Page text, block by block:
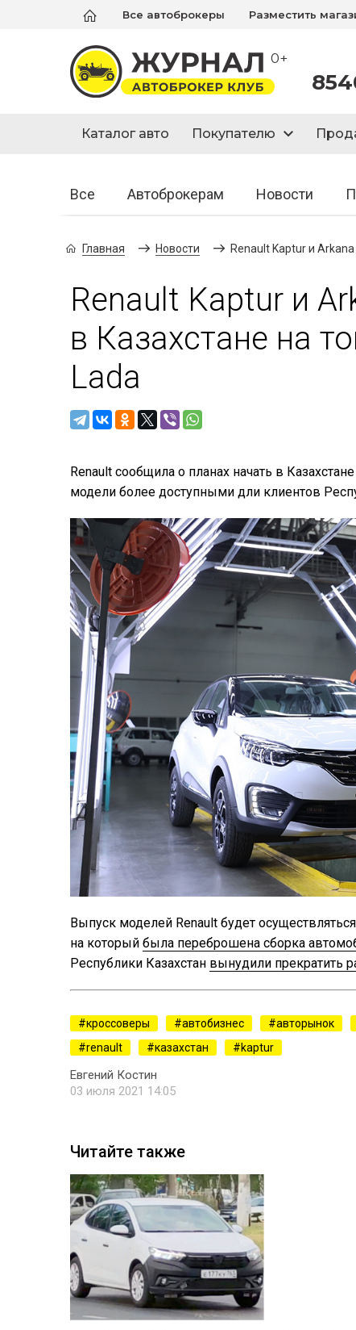
Все автоброкеры Разместить
0+
Каталог авто Покупателю
Все Автоброкерам Новости
Главная Новости Renault Kaptur и
Renault Kaptur и
в Казахстане на
Lada
Renault сообщила о планах начать в
модели более доступными дли клиентов
Выпуск моделей Renault будет
на который была переброшена сборка
Республики Казахстан вынудили прекратить
кроссоверы автобизнес авторынок
renault
казахстан kaptur
Евгений Костин
03 июля 2021 14:05
Читайте также